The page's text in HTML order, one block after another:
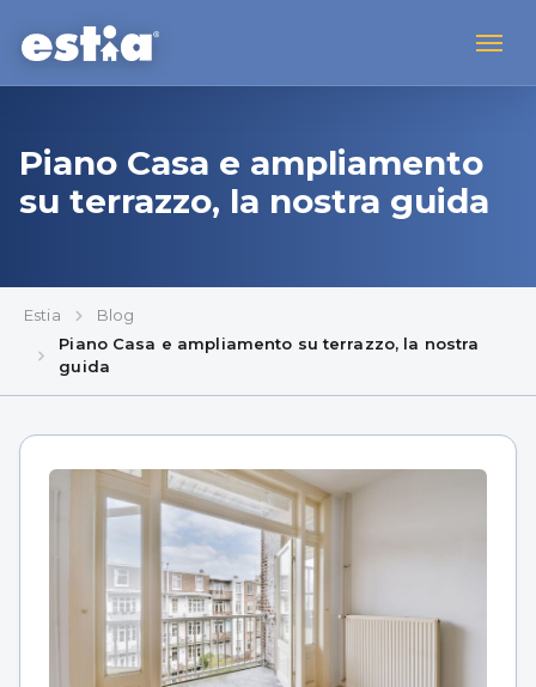
Piano Casa e ampliamento
su terrazzo, la nostra guida
Estia
Blog
Piano Casa e ampliamento su terrazzo, la nostra
guida